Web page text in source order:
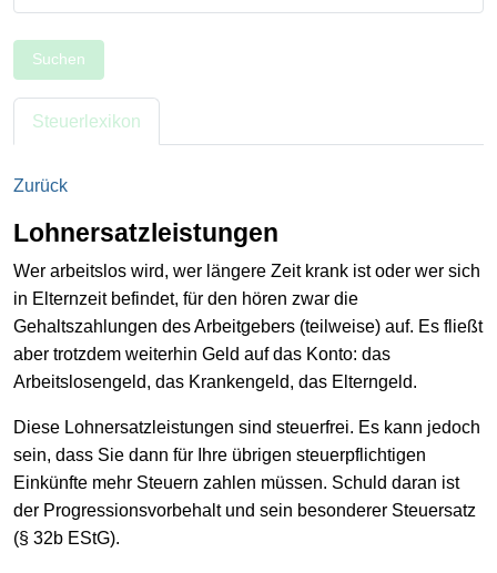
Suchen
Steuerlexikon
Zurück
Lohnersatzleistungen
Wer arbeitslos wird, wer längere Zeit krank ist oder wer sich
in Elternzeit befindet, für den hören zwar die
Gehaltszahlungen des Arbeitgebers (teilweise) auf. Es fließt
aber trotzdem weiterhin Geld auf das Konto: das
Arbeitslosengeld, das Krankengeld, das Elterngeld.
Diese Lohnersatzleistungen sind steuerfrei. Es kann jedoch
sein, dass Sie dann für Ihre übrigen steuerpflichtigen
Einkünfte mehr Steuern zahlen müssen. Schuld daran ist
der Progressionsvorbehalt und sein besonderer Steuersatz
(§ 32b EStG).